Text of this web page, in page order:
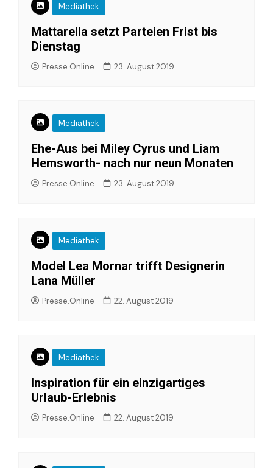
Mediathek
Mattarella setzt Parteien Frist bis
Dienstag
Presse.Online 23. August 2019
Mediathek
Ehe-Aus bei Miley Cyrus und Liam
Hemsworth- nach nur neun Monaten
Presse.Online 23. August 2019
Mediathek
Model Lea Mornar trifft Designerin
Lana Müller
Presse.Online 22. August 2019
Mediathek
Inspiration für ein einzigartiges
Urlaub-Erlebnis
Presse.Online 22. August 2019